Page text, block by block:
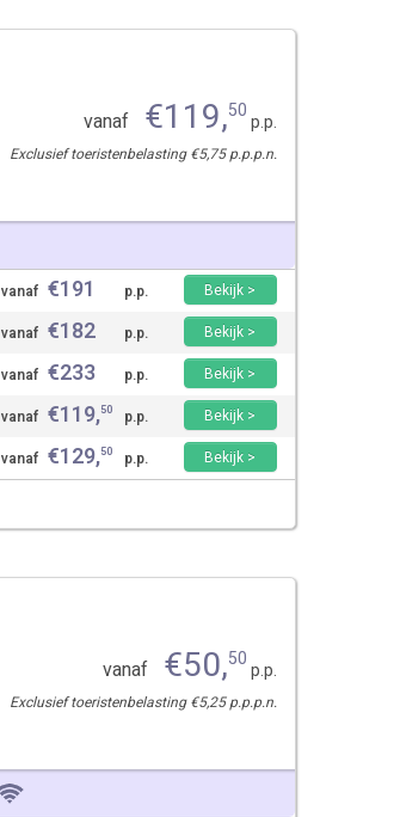
vanaf €119,50p.p.
Exclusief toeristenbelasting €5,75 p.p.p.n.
vanaf €191 p.p.
Bekijk >
vanaf €182 p.p.
Bekijk >
vanaf €233 p.p.
Bekijk >
vanaf €119,50 p.p.
Bekijk >
vanaf €129,50 p.p. Bekijk >
vanaf €50,50p.p.
Exclusief toeristenbelasting €5,25 p.p.p.n.